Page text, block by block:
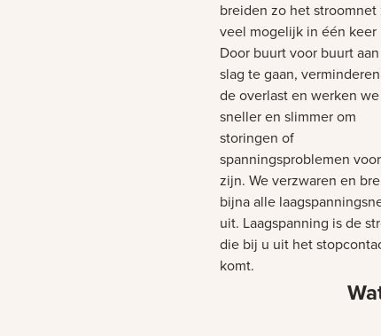
breiden zo het stroomnet
veel mogelijk in één keer
Door buurt voor buurt
slag te gaan,
de overlast en werken we
sneller en slimmer om
storingen of
spanningsproblemen
zijn. We verzwaren en
bijna alle
uit. Laagspanning is de
die bij u uit het
komt.